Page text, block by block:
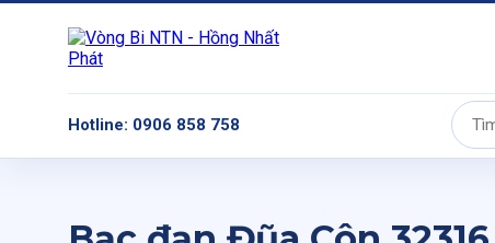
Hotline: 0906 858 758
Tìm
kiếm: